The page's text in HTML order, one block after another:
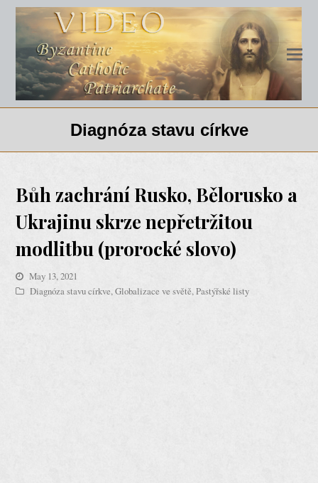
Diagnóza stavu církve
Bůh zachrání Rusko, Bělorusko a
Ukrajinu skrze nepřetržitou
modlitbu (prorocké slovo)
May 13, 2021
Diagnóza stavu církve,Globalizace ve světě,Pastýřské listy